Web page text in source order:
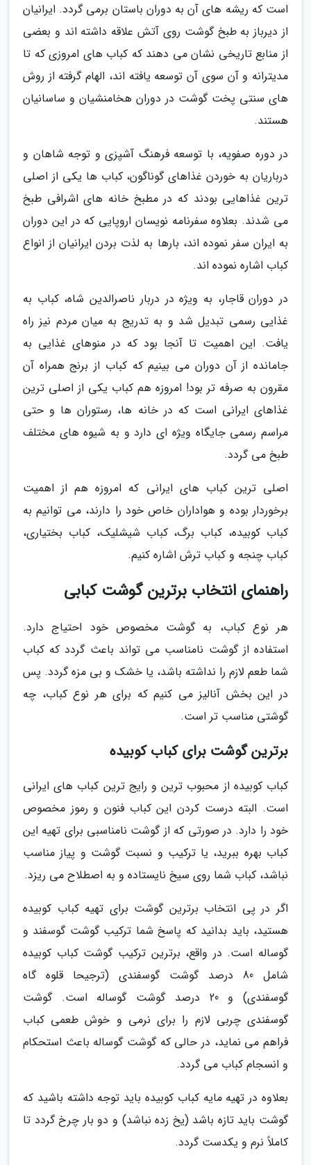
است که ریشه های آن به دوران باستان برمی گردد. ایرانیان
از دیرباز به طبخ گوشت روی آتش علاقه داشته اند و بعضی
از منابع تاریخی نشان می دهند که کباب های امروزی که تا
مدیترانه و آن سوی آن توسعه یافته اند، الهام گرفته از روش
های سنتی پخت گوشت در دوران هخامنشیان و ساسانیان
هستند.
در دوره صفویه، با توسعه فرهنگ آشپزی و توجه شاهان و
درباریان به خوردن غذاهای گوناگون، کباب ها یکی از اصلی
ترین غذاهایی بودند که در مطبخ خانه های اشرافی طبخ
می شدند. بعلاوه سفرنامه نویسان اروپایی که در این دوران
به ایران سفر نموده اند، بارها به لذت بردن ایرانیان از انواع
کباب اشاره نموده اند.
در دوران قاجار، به ویژه در دربار ناصرالدین شاه، کباب به
غذایی رسمی تبدیل شد و به تدریج به میان مردم نیز راه
یافت. این اهمیت تا آنجا بود که در منوهای غذایی به
جامانده از آن دوران می بینیم که کباب از برنج همراه آن
مقرون به صرفه تر بود! امروزه هم کباب یکی از اصلی ترین
غذاهای ایرانی است که در خانه ها، رستوران ها و حتی
مراسم رسمی جایگاه ویژه ای دارد و به شیوه های مختلف
طبخ می گردد.
اصلی ترین کباب های ایرانی که امروزه هم از اهمیت
برخوردار بوده و هواداران خاص خود را دارند، می توانیم به
کباب کوبیده، کباب برگ، کباب شیشلیک، کباب بختیاری،
کباب چنجه و کباب ترش اشاره کنیم.
راهنمای انتخاب برترین گوشت کبابی
هر نوع کباب، به گوشت مخصوص خود احتیاج دارد.
استفاده از گوشت نامناسب می تواند باعث گردد که کباب
شما طعم لازم را نداشته باشد، یا خشک و بی مزه گردد. پس
در این بخش آنالیز می کنیم که برای هر نوع کباب، چه
گوشتی مناسب تر است.
برترین گوشت برای کباب کوبیده
کباب کوبیده از محبوب ترین و رایج ترین کباب های ایرانی
است. البته درست کردن این کباب فنون و رموز مخصوص
خود را دارد. در صورتی که از گوشت نامناسبی برای تهیه این
کباب بهره ببرید، یا ترکیب و نسبت گوشت و پیاز مناسب
نباشد، کباب شما روی سیخ نایستاده و به اصطلاح می ریزد.
اگر در پی انتخاب برترین گوشت برای تهیه کباب کوبیده
هستید، باید بدانید که پاسخ شما ترکیب گوشت گوسفند و
گوساله است. در واقع، برترین ترکیب گوشت کباب کوبیده
شامل 80 درصد گوشت گوسفندی (ترجیحا قلوه گاه
گوسفندی) و 20 درصد گوشت گوساله است. گوشت
گوسفندی چربی لازم را برای نرمی و خوش طعمی کباب
فراهم می نماید، در حالی که گوشت گوساله باعث استحکام
و انسجام کباب می گردد.
بعلاوه در تهیه مایه کباب کوبیده باید توجه داشته باشید که
گوشت باید تازه باشد (یخ زده نباشد) و دو بار چرخ گردد تا
کاملاً نرم و یکدست گردد.